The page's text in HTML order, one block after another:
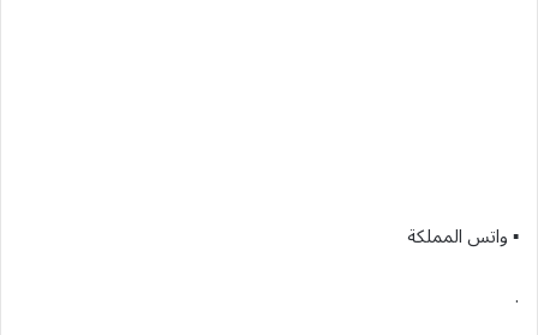
▪︎ واتس المملكة
.